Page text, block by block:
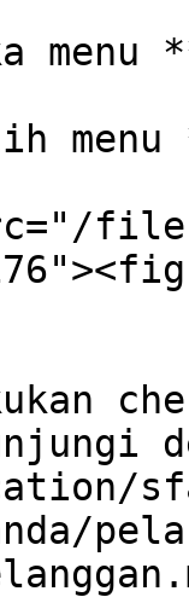
menu
menu
files/